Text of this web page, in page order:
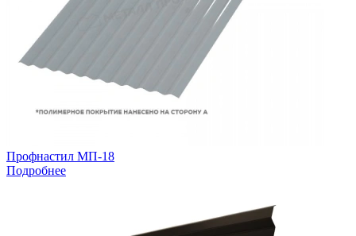
Профнастил МП-18
Подробнее